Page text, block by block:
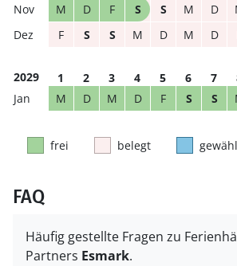
M
D F S S M D
F
S S M D M D
2029 1 2 3 4 5 6 7
M
D M D F S S
frei belegt
FAQ
Häufig gestellte Fragen zu
Partners Esmark.